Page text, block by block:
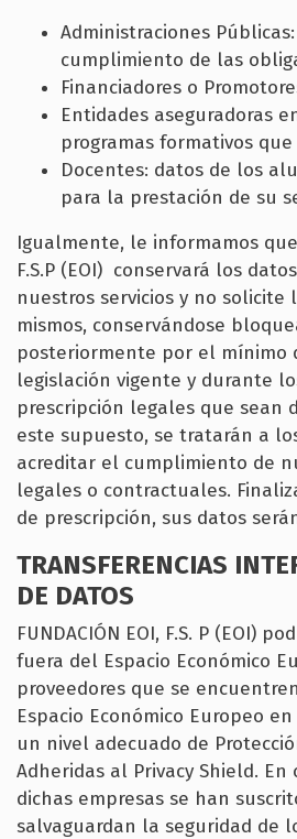
Administraciones
cumplimiento de las
Financiadores o
Entidades aseguradoras
programas formativos
Docentes: datos de los
para la prestación de su
Igualmente, le informamos que
F.S.P (EOI) conservará los
nuestros servicios y no solicite
mismos, conservándose
posteriormente por el mínimo
legislación vigente y durante
prescripción legales que sean
este supuesto, se tratarán a
acreditar el cumplimiento de
legales o contractuales.
de prescripción, sus datos
TRANSFERENCIAS
DE DATOS
FUNDACIÓN EOI, F.S. P (EOI)
fuera del Espacio Económico
proveedores que se
Espacio Económico Europeo
un nivel adecuado de
Adheridas al Privacy Shield. En
dichas empresas se han
salvaguardan la seguridad de